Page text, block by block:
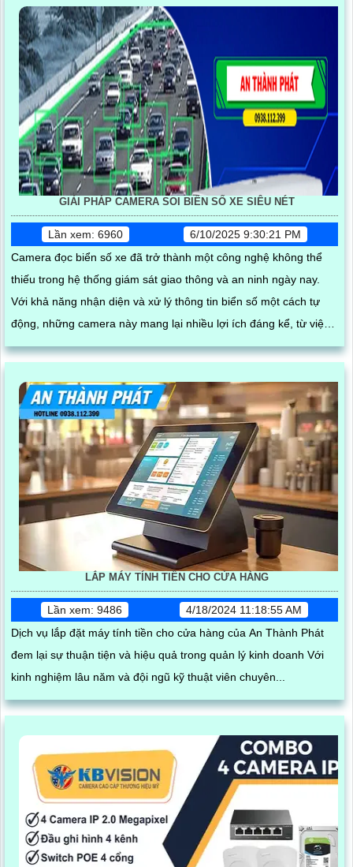
GIẢI PHÁP CAMERA SOI BIỂN SỐ XE SIÊU NÉT
Lần xem: 6960
6/10/2025 9:30:21 PM
Camera đọc biển số xe đã trở thành một công nghệ không thể
thiếu trong hệ thống giám sát giao thông và an ninh ngày nay.
Với khả năng nhận diện và xử lý thông tin biển số một cách tự
động, những camera này mang lại nhiều lợi ích đáng kể, từ việc
quản lý phương tiện đến việc nâng cao hiệu quả an ninh
LẮP MÁY TÍNH TIỀN CHO CỬA HÀNG
Lần xem: 9486
4/18/2024 11:18:55 AM
Dịch vụ lắp đặt máy tính tiền cho cửa hàng của An Thành Phát
đem lại sự thuận tiện và hiệu quả trong quản lý kinh doanh Với
kinh nghiệm lâu năm và đội ngũ kỹ thuật viên chuyên...